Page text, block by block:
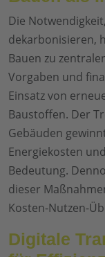
Die
dekarbonisieren,
Bauen zu
Vorgaben und
Einsatz von
Baustoffen. Der
Gebäuden
Energiekosten
Bedeutung.
dieser
Kosten-Nutzen-
Digitale